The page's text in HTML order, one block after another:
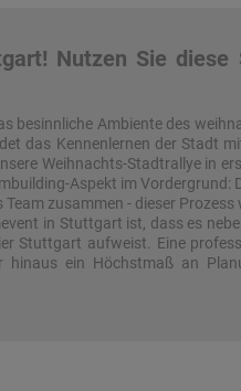
Nutzen Sie diese
besinnliche Ambiente des
das Kennenlernen der Stadt
Weihnachts-Stadtrallye in
Aspekt im Vordergrund:
zusammen - dieser Prozess
in Stuttgart ist, dass es
Stuttgart aufweist. Eine
ein Höchstmaß an